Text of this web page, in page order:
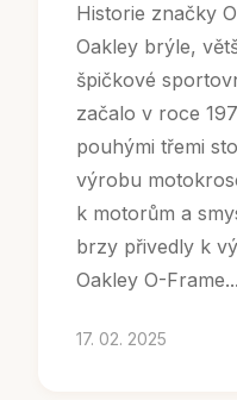
Historie značky
Oakley brýle,
špičkové
začalo v roce
pouhými třemi
výrobu
k motorům a
brzy přivedly k
Oakley O-Frame...
17. 02. 2025